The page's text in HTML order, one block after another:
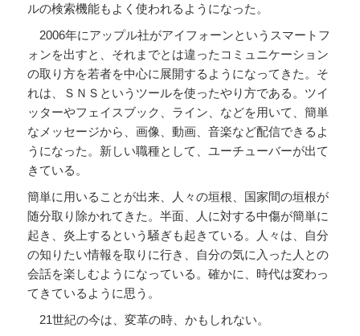
ルの検索機能もよく使われるようになった。
2006年にアップル社がアイフォーンというスマートフ
ォンを出すと、それまでとは違ったコミュニケーション
の取り方を若者を中心に展開するようになってきた。そ
れは、ＳＮＳというツールを使ったやり方である。ツイ
ッターやフェイスブック、ライン、などを用いて、簡単
なメッセージから、画像、動画、音楽など配信できるよ
うになった。新しい職種として、ユーチューバーが出て
きている。
簡単に用いることが出来、人々の垣根、国家間の垣根が
随分取り除かれてきた。半面、人に対する中傷が簡単に
起き、炎上するという騒ぎも起きている。人々は、自分
の知りたい情報を取りに行き、自分の気に入った人との
会話を楽しむようになっている。確かに、時代は変わっ
てきているように思う。
21世紀の今は、変革の時、かもしれない。